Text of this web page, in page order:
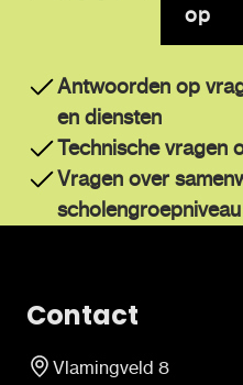
op
Antwoorden op
en diensten
Technische vragen
Vragen over
scholengroepniveau
Contact
Vlamingveld 8